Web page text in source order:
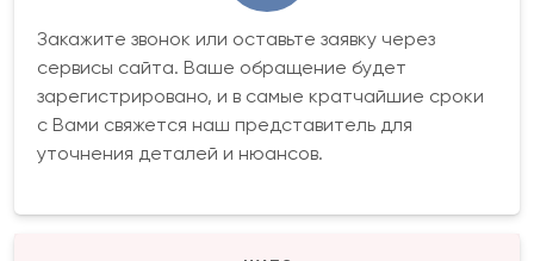
Закажите звонок или оставьте заявку через
сервисы сайта. Ваше обращение будет
зарегистрировано, и в самые кратчайшие сроки
с Вами свяжется наш представитель для
уточнения деталей и нюансов.